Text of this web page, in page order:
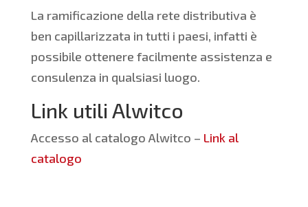
La ramificazione della rete distributiva è
ben capillarizzata in tutti i paesi, infatti è
possibile ottenere facilmente assistenza e
consulenza in qualsiasi luogo.
Link utili Alwitco
Accesso al catalogo Alwitco – Link al
catalogo